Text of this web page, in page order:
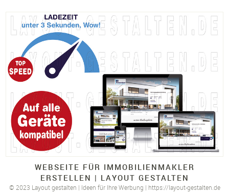
WEBSEITE FÜR IMMOBILIENMAKLER
ERSTELLEN | LAYOUT GESTALTEN
© 2023 Layout gestalten | Ideen für Ihre Werbung | https://layout-gestalten.de